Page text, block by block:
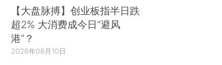
【大盘脉搏】创业板指半日跌
超2% 大消费成今日“避风
港”？
2026年08月10日